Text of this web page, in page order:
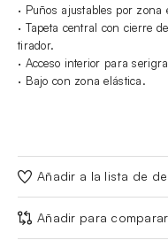
· Puños ajustables por
· Tapeta central con cierre
tirador.
· Acceso interior para
· Bajo con zona elástica.
Añadir a la lista de
Añadir para comparar